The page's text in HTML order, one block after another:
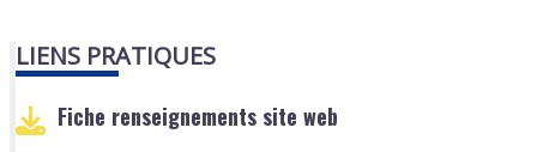
LIENS PRATIQUES
Fiche renseignements site web